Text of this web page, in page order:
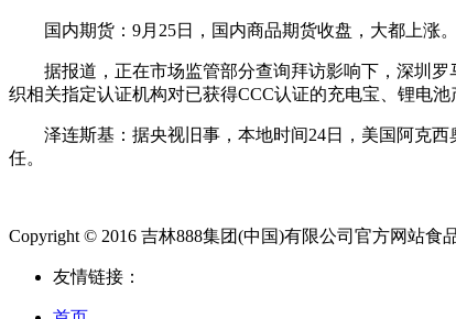
国内期货：9月25日，国内商品期货收盘，大都上涨。
据报道，正在市场监管部分查询拜访影响下，深圳罗
织相关指定认证机构对已获得CCC认证的充电宝、锂电
泽连斯基：据央视旧事，本地时间24日，美国阿克西
任。
Copyright © 2016 吉林888集团(中国)有限公司官方网站食
友情链接：